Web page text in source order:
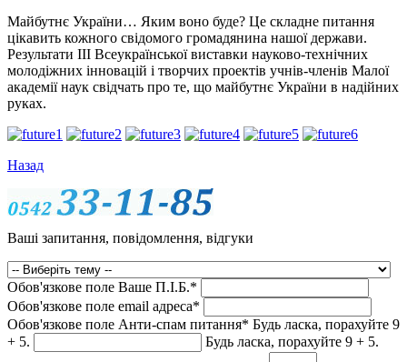
Майбутнє України… Яким воно буде? Це складне питання
цікавить кожного свідомого громадянина нашої держави.
Результати ІІІ Всеукраїнської виставки науково-технічних
молодіжних інновацій і творчих проектів учнів-членів Малої
академії наук свідчать про те, що майбутнє України в надійних
руках.
Назад
Ваші запитання, повідомлення, відгуки
Обов'язкове поле Ваше П.I.Б.*
Обов'язкове поле email адреса*
Обов'язкове поле Анти-спам питання* Будь ласка, порахуйте 9
+ 5.
Будь ласка, порахуйте 9 + 5.